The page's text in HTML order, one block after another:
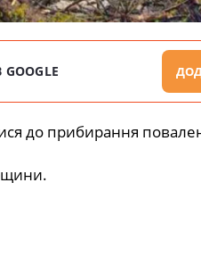
до прибирання